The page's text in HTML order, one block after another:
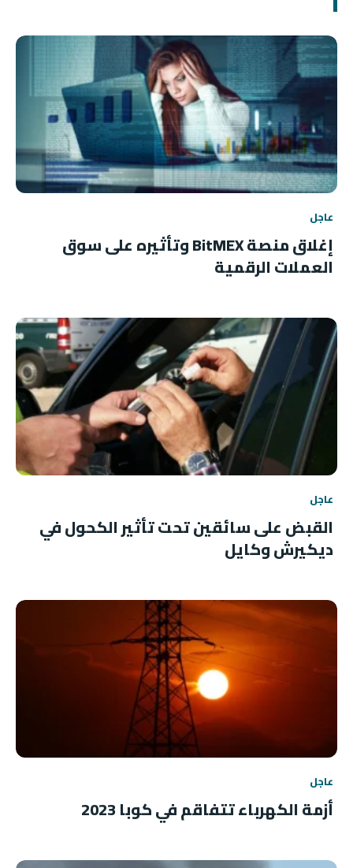
عاجل
إغلاق منصة BitMEX وتأثيره على سوق
العملات الرقمية
عاجل
القبض على سائقين تحت تأثير الكحول في
ديكيرش وكايل
عاجل
أزمة الكهرباء تتفاقم في كوبا 2023